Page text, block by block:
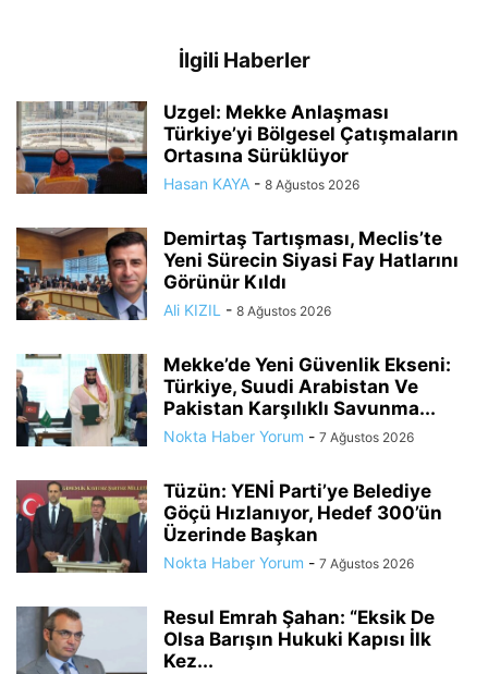
İlgili Haberler
Uzgel: Mekke Anlaşması
Türkiye’yi Bölgesel Çatışmaların
Ortasına Sürüklüyor
Hasan KAYA - 8 Ağustos 2026
Demirtaş Tartışması, Meclis’te
Yeni Sürecin Siyasi Fay Hatlarını
Görünür Kıldı
Ali KIZIL - 8 Ağustos 2026
Mekke’de Yeni Güvenlik Ekseni:
Türkiye, Suudi Arabistan Ve
Pakistan Karşılıklı Savunma...
Nokta Haber Yorum - 7 Ağustos 2026
Tüzün: YENİ Parti’ye Belediye
Göçü Hızlanıyor, Hedef 300’ün
Üzerinde Başkan
Nokta Haber Yorum - 7 Ağustos 2026
Resul Emrah Şahan: “Eksik De
Olsa Barışın Hukuki Kapısı İlk
Kez...